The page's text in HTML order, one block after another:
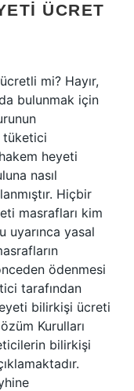
ÜCRET
mi? Hayır,
bulunmak için
tüketici
heyeti
nasıl
Hiçbir
masrafları kim
uyarınca yasal
ödenmesi
tarafından
bilirkişi ücreti
Kurulları
bilirkişi